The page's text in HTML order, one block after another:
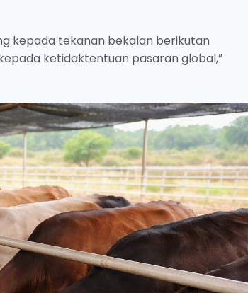
kepada tekanan bekalan berikutan
ketidaktentuan pasaran global,”